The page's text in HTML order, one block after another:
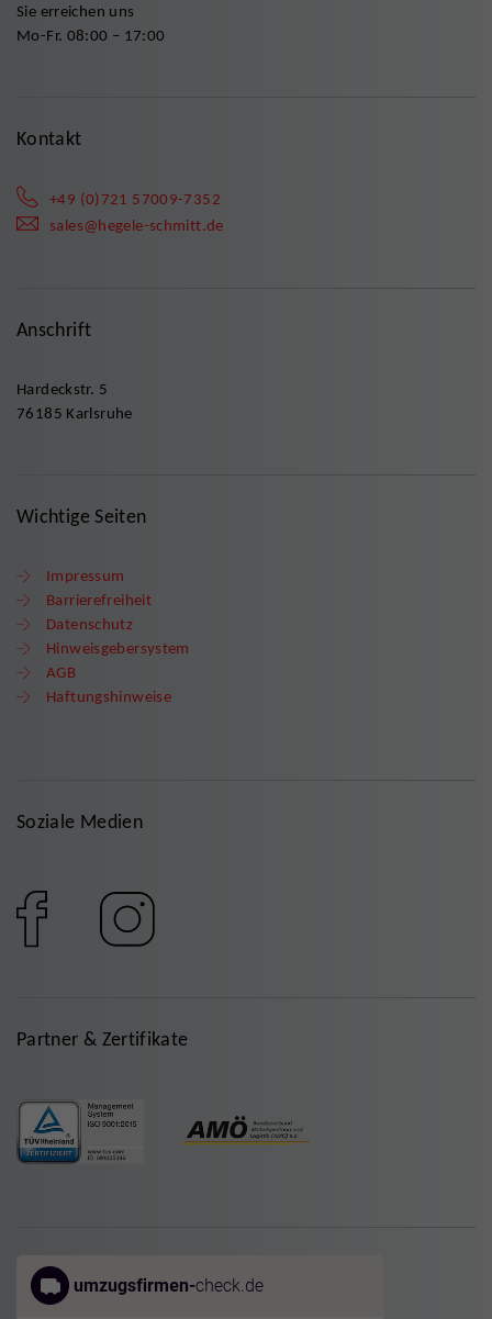
Sie erreichen uns
Mo-Fr. 08:00 – 17:00
Kontakt
+49 (0)721 57009-7352
sales@hegele-schmitt.de
Anschrift
Hardeckstr. 5
76185 Karlsruhe
Wichtige Seiten
Impressum
Barrierefreiheit
Datenschutz
Hinweisgebersystem
AGB
Haftungshinweise
Soziale Medien
Partner & Zertifikate